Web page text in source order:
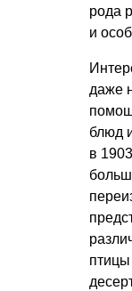
рода
и
даже
блюд
в
птицы